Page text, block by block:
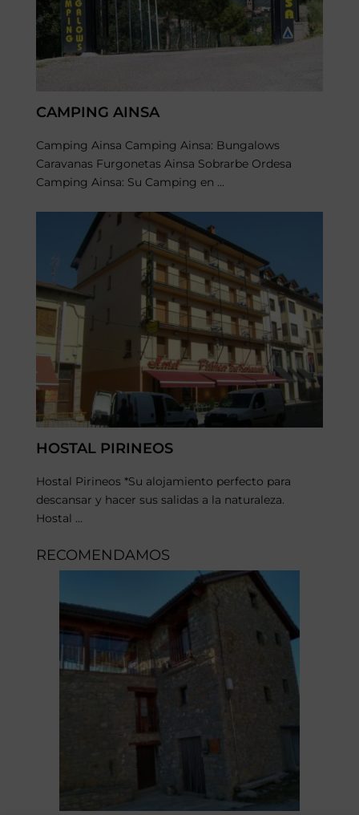
CAMPING AINSA
Camping Ainsa Camping Ainsa: Bungalows
Caravanas Furgonetas Ainsa Sobrarbe Ordesa
Camping Ainsa: Su Camping en ...
HOSTAL PIRINEOS
Hostal Pirineos *Su alojamiento perfecto para
descansar y hacer sus salidas a la naturaleza.
Hostal ...
RECOMENDAMOS